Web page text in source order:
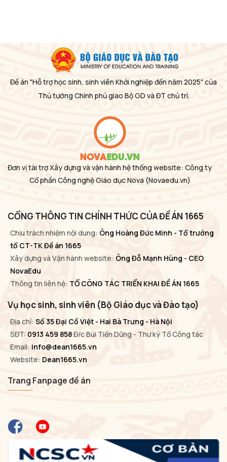
Đề án "Hỗ trợ học sinh, sinh viên Khởi nghiệp đến năm 2025" của
Thủ tướng Chính phủ giao Bộ GD và ĐT chủ trì.
Đơn vị tài trợ Xây dựng và vận hành hệ thống website: Công ty
Cổ phần Công nghệ Giáo dục Nova (Novaedu.vn)
CỔNG THÔNG TIN CHÍNH THỨC CỦA ĐỀ ÁN 1665
Chịu trách nhiệm nội dung: Ông Hoàng Đức Minh - Tổ trưởng
tổ CT-TK Đề án 1665
Xây dựng và Vận hành website: Ông Đỗ Mạnh Hùng - CEO
NovaEdu
Thông tin liên hệ: TỔ CÔNG TÁC TRIỂN KHAI ĐỀ ÁN 1665
Vụ học sinh, sinh viên (Bộ Giáo dục và Đào tạo)
Địa chỉ: Số 35 Đại Cồ Việt - Hai Bà Trưng - Hà Nội
SĐT: 0913 459 858Đ/c Bùi Tiến Dũng - Thư ký Tổ Công tác
Email: info@dean1665.vn
Website: Dean1665.vn
Trang Fanpage đề án